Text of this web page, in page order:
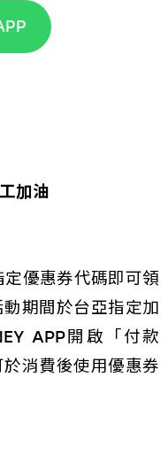
加油
優惠券代碼即可領
期間於台亞指定加
APP開啟「付款
消費後使用優惠券